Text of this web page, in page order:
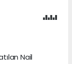
Nail